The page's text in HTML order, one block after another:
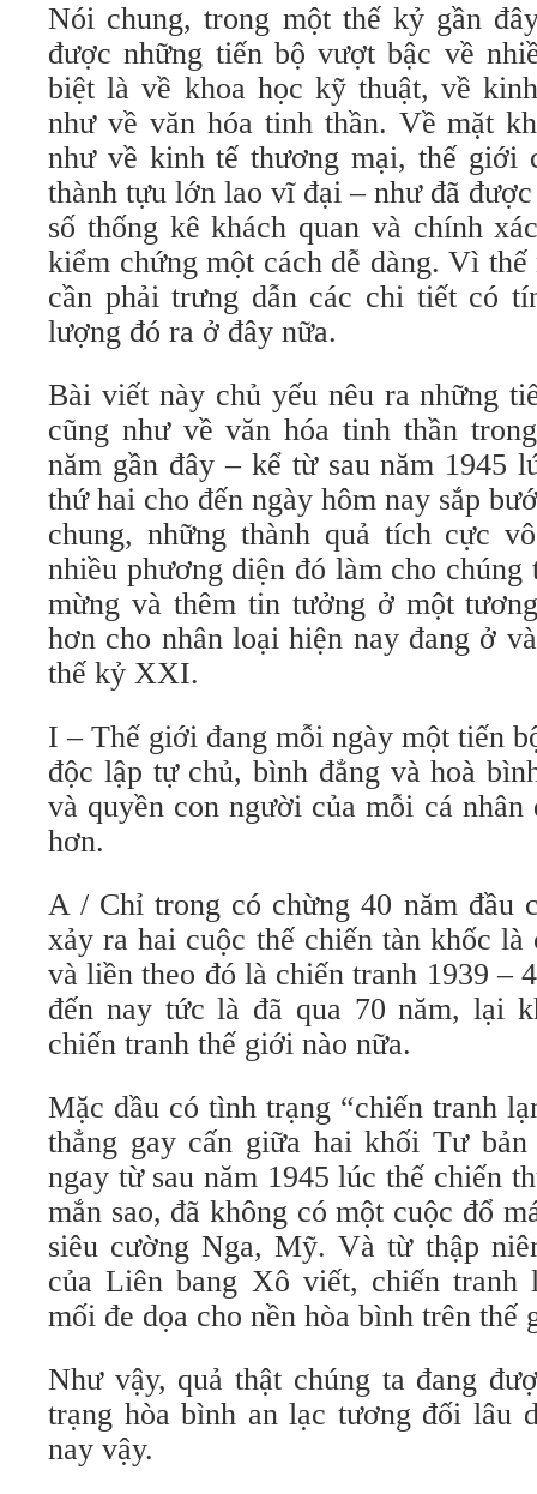
Nói chung, trong một thế kỷ gần
được những tiến bộ vượt bậc về
biệt là về khoa học kỹ thuật, về
như về văn hóa tinh thần. Về mặt
như về kinh tế thương mại, thế giới
thành tựu lớn lao vĩ đại – như đã
số thống kê khách quan và chính
kiểm chứng một cách dễ dàng. Vì
cần phải trưng dẫn các chi tiết có
lượng đó ra ở đây nữa.
Bài viết này chủ yếu nêu ra những
cũng như về văn hóa tinh thần
năm gần đây – kể từ sau năm 1945
thứ hai cho đến ngày hôm nay sắp
chung, những thành quả tích cực
nhiều phương diện đó làm cho
mừng và thêm tin tưởng ở một
hơn cho nhân loại hiện nay đang ở
thế kỷ XXI.
I – Thế giới đang mỗi ngày một tiến
độc lập tự chủ, bình đẳng và hoà
và quyền con người của mỗi cá
hơn.
A / Chỉ trong có chừng 40 năm đầu
xảy ra hai cuộc thế chiến tàn khốc là
và liền theo đó là chiến tranh 1939 –
đến nay tức là đã qua 70 năm, lại
chiến tranh thế giới nào nữa.
Mặc dầu có tình trạng “chiến tranh
thẳng gay cấn giữa hai khối Tư
ngay từ sau năm 1945 lúc thế chiến
mắn sao, đã không có một cuộc đổ
siêu cường Nga, Mỹ. Và từ thập
của Liên bang Xô viết, chiến tranh
mối đe dọa cho nền hòa bình trên thế
Như vậy, quả thật chúng ta đang
trạng hòa bình an lạc tương đối lâu
nay vậy.